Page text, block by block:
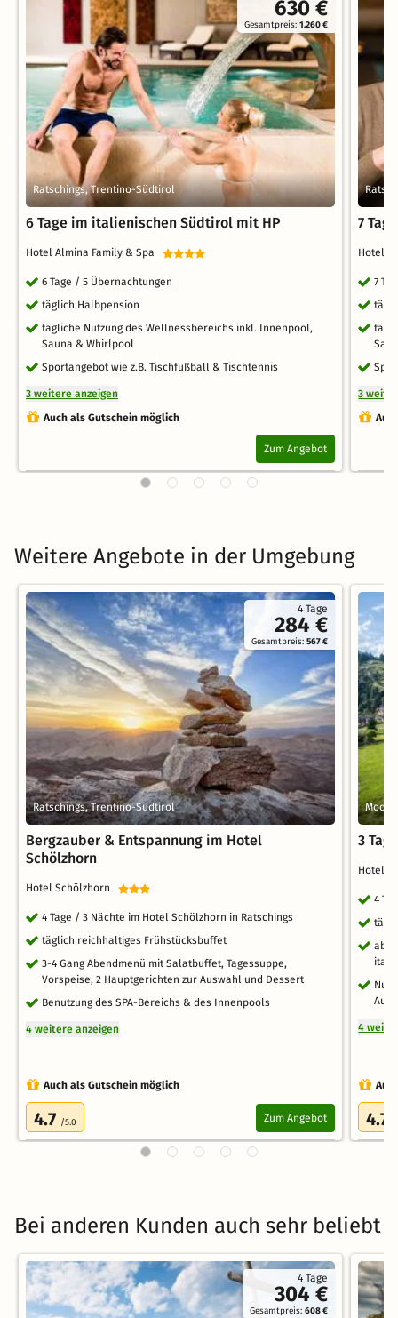
630 €
Gesamtpreis:1.260 €
Ratschings, Trentino-Südtirol
6 Tage im italienischen Südtirol mit HP
Hotel Almina Family & Spa
6 Tage / 5 Übernachtungen
täglich Halbpension
tägliche Nutzung des Wellnessbereichs inkl. Innenpool,
Sauna & Whirlpool
Sportangebot wie z.B. Tischfußball & Tischtennis
3 weitere anzeigen
Auch als Gutschein möglich
Zum Angebot
7
Hotel
7
3
Weitere Angebote in der Umgebung
4 Tage
284 €
Gesamtpreis:567 €
Ratschings, Trentino-Südtirol
Bergzauber & Entspannung im Hotel
Schölzhorn
Hotel Schölzhorn
4 Tage / 3 Nächte im Hotel Schölzhorn in Ratschings
täglich reichhaltiges Frühstücksbuffet
3-4 Gang Abendmenü mit Salatbuffet, Tagessuppe,
Vorspeise, 2 Hauptgerichten zur Auswahl und Dessert
Benutzung des SPA-Bereichs & des Innenpools
4 weitere anzeigen
Auch als Gutschein möglich
4.7 /5.0 Zum Angebot
Moos
3
Hotel
4
4
4.7
Bei anderen Kunden auch sehr beliebt
4 Tage
304 €
Gesamtpreis:608 €